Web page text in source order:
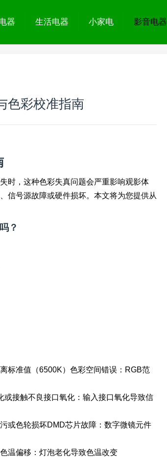
器 生活电器 小家电 影音电器
色彩校准指南
时，这种色彩失真问题会严重影响观影体
信号源故障或硬件损坏。本文将为您提供从
？
标准值（6500K）色彩空间错误：RGB范
接触不良接口氧化：输入接口氧化导致信
或色轮损坏DMD芯片故障：数字微镜元件
温偏移：灯泡老化导致色温改变